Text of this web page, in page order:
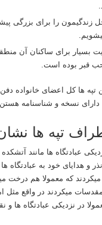
زندگیمون را برای بزرگی
بسیار برای ساکنان آن
قبر بوده است.
تپه ها کل اعضای خانواده
دارای نسخه و شناسنامه
تپه ها
عبادتگاه ها مانند آتشکده
و هدایای خود به عبادتگاه
که معمولا هم درخت
میکردند در واقع مثل
در نزدیکی عبادتگاه ها